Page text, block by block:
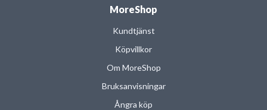
MoreShop
Kundtjänst
Köpvillkor
Om MoreShop
Bruksanvisningar
Ångra köp